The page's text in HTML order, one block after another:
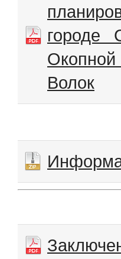
городе
Волок